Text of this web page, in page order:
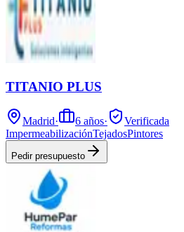
TITANIO PLUS
Madrid· 6 años·
Verificada
ImpermeabilizaciónTejadosPintores
Pedir presupuesto